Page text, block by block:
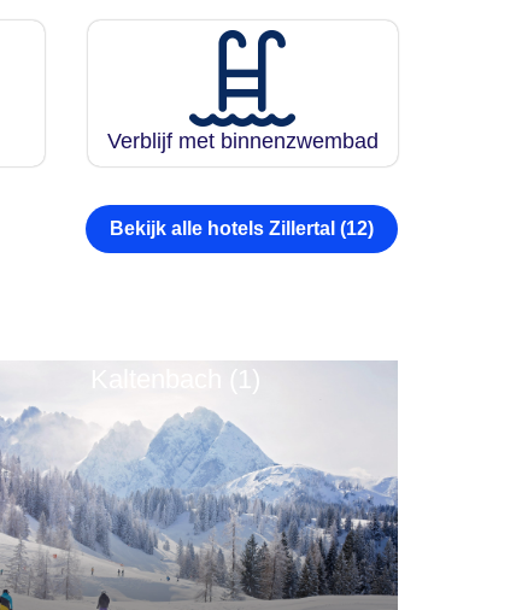
Verblijf met binnenzwembad
Bekijk alle hotels Zillertal (12)
Kaltenbach (1)